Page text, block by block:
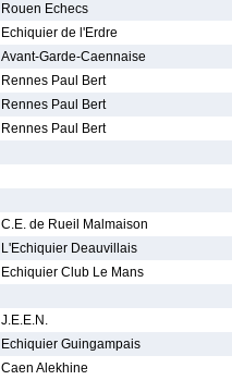
Rouen Echecs
Echiquier de l'Erdre
Avant-Garde-Caennaise
Rennes Paul Bert
Rennes Paul Bert
Rennes Paul Bert
C.E. de Rueil Malmaison
L'Echiquier Deauvillais
Echiquier Club Le Mans
J.E.E.N.
Echiquier Guingampais
Caen Alekhine